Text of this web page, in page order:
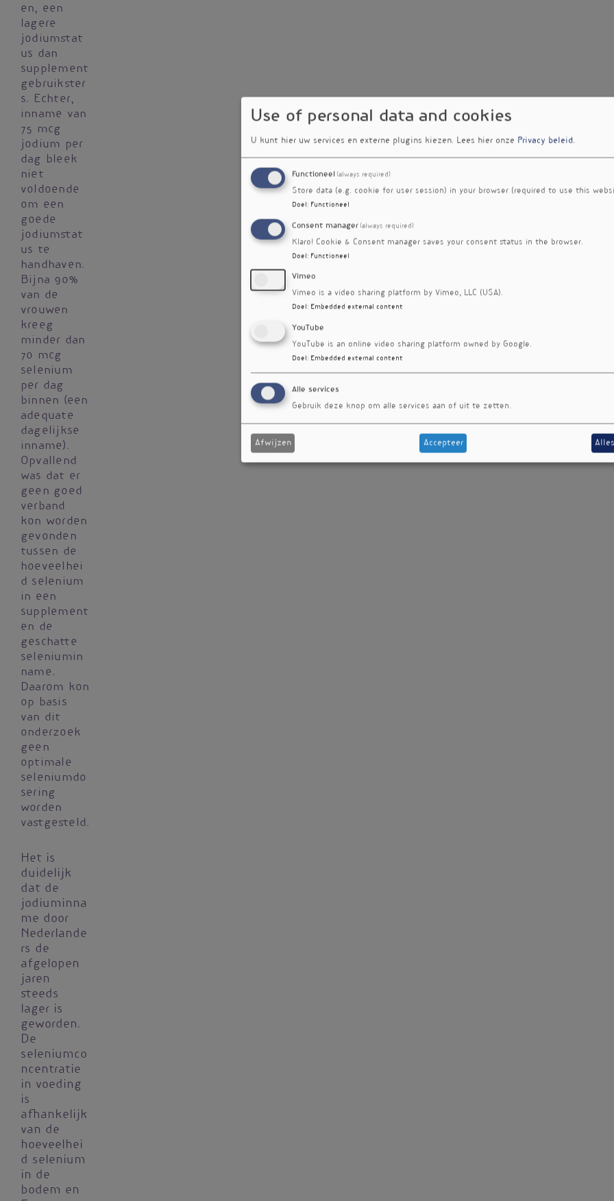
en, een
lagere
jodiumstat
us dan
supplement
gebruikster
s. Echter,
inname van
75 mcg
jodium per
dag bleek
niet
voldoende
om een
goede
jodiumstat
us te
handhaven.
Bijna 90%
van de
vrouwen
kreeg
minder dan
70 mcg
selenium
per dag
binnen (een
adequate
dagelijkse
inname).
Opvallend
was dat er
geen goed
verband
kon worden
gevonden
tussen de
hoeveelhei
d selenium
in een
supplement
en de
geschatte
seleniumin
name.
Daarom kon
op basis
van dit
onderzoek
geen
optimale
seleniumdo
sering
worden
vastgesteld.
Het is
duidelijk
dat de
jodiuminna
me door
Nederlande
rs de
afgelopen
jaren
steeds
lager is
geworden.
De
seleniumco
ncentratie
in voeding
is
afhankelijk
van de
hoeveelhei
d selenium
in de
bodem en
Use of personal data and cookies
U kunt hier uw services en externe plugins kiezen. Lees hier onze Privacy beleid.
Functioneel (always required)
Store data (e.g. cookie for user session) in your browser (required to use this
Doel : Functioneel
Consent manager (always required)
Klaro! Cookie & Consent manager saves your consent status in the browser.
Doel : Functioneel
Vimeo
Vimeo is a video sharing platform by Vimeo, LLC (USA).
Doel : Embedded external content
YouTube
YouTube is an online video sharing platform owned by Google.
Doel : Embedded external content
Alle services
Gebruik deze knop om alle services aan of uit te zetten.
Afwijzen Accepteer